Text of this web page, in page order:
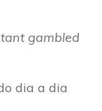
gambled
dia a dia